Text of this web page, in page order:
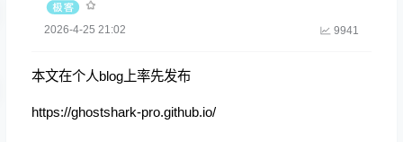
2026-4-25 21:02 9941
本文在个人blog上率先发布
https://ghostshark-pro.github.io/